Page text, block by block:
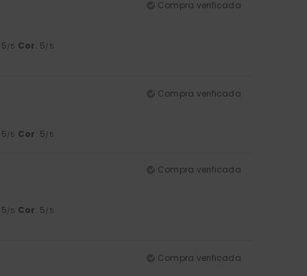
Compra verificada
/5 Cor: 5/5
Compra verificada
/5 Cor: 5/5
Compra verificada
/5 Cor: 5/5
Compra verificada